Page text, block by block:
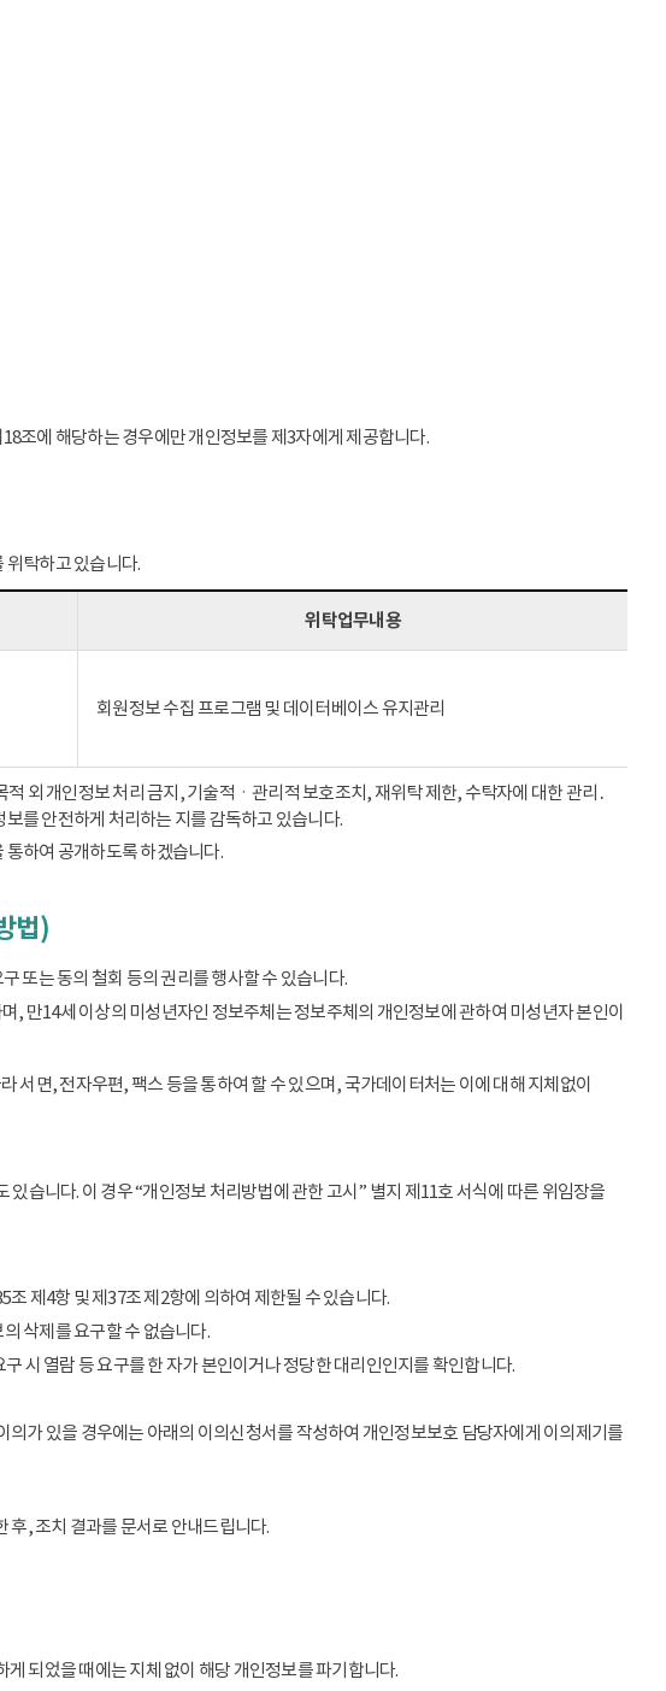
조에 해당하는 경우에만 개인정보를 제3자에게 제공합니다.
탁하고 있습니다.
위탁업무내용
회원정보 수집 프로그램 및 데이터베이스 유지관리
외 개인정보 처리 금지, 기술적ㆍ관리적 보호조치, 재위탁 제한, 수탁자에 대한 관리․
를 안전하게 처리하는 지를 감독하고 있습니다.
하여 공개하도록 하겠습니다.
법)
또는 동의 철회 등의 권리를 행사할 수 있습니다.
만14세 이상의 미성년자인 정보주체는 정보주체의 개인정보에 관하여 미성년자 본인이
면, 전자우편, 팩스 등을 통하여 할 수 있으며, 국가데이터처는 이에 대해 지체없이
습니다. 이 경우 “개인정보 처리방법에 관한 고시” 별지 제11호 서식에 따른 위임장을
제4항 및 제37조 제2항에 의하여 제한될 수 있습니다.
삭제를 요구할 수 없습니다.
시 열람 등 요구를 한 자가 본인이거나 정당한 대리인인지를 확인합니다.
가 있을 경우에는 아래의 이의신청서를 작성하여 개인정보보호 담당자에게 이의제기를
후, 조치 결과를 문서로 안내드립니다.
되었을 때에는 지체 없이 해당 개인정보를 파기합니다.